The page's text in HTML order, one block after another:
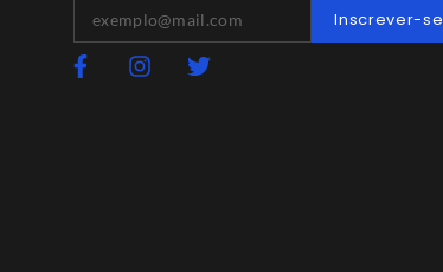
Inscrever-se